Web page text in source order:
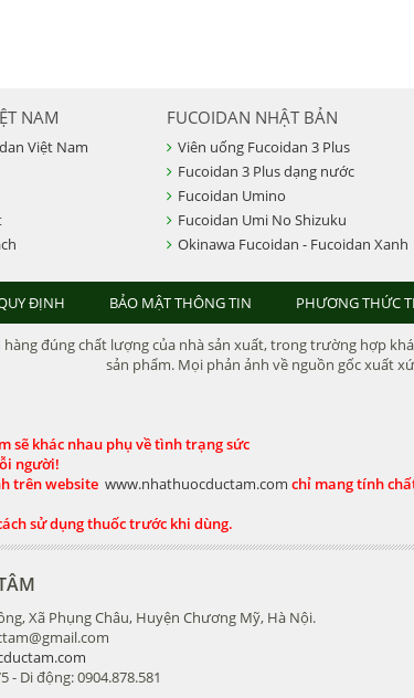
NAM
Việt Nam
FUCOIDAN NHẬT BẢN
Viên uống Fucoidan 3 Plus
Fucoidan 3 Plus dạng nước
Fucoidan Umino
Fucoidan Umi No Shizuku
Okinawa Fucoidan - Fucoidan Xanh
ĐỊNH BẢO MẬT THÔNG TIN PHƯƠNG THỨC
đúng chất lượng của nhà sản xuất, trong trường hợp
sản phẩm. Mọi phản ảnh về nguồn gốc xuất
sẽ khác nhau phụ về tình trạng sức
người!
trên website www.nhathuocductam.com chỉ mang tính
sử dụng thuốc trước khi dùng.
Xã Phụng Châu, Huyện Chương Mỹ, Hà Nội.
- Di động: 0904.878.581